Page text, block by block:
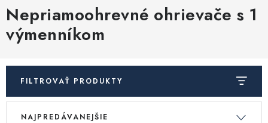
Inštalačný materiál
Podlahové kúrenie
AKO VYBRAŤ?
PREDAJŇA - RAKOVÁ
Nepriamoohrevné ohrievače s 1
výmenníkom
FILTROVAŤ PRODUKTY
V
R
NAJPREDÁVANEJŠIE